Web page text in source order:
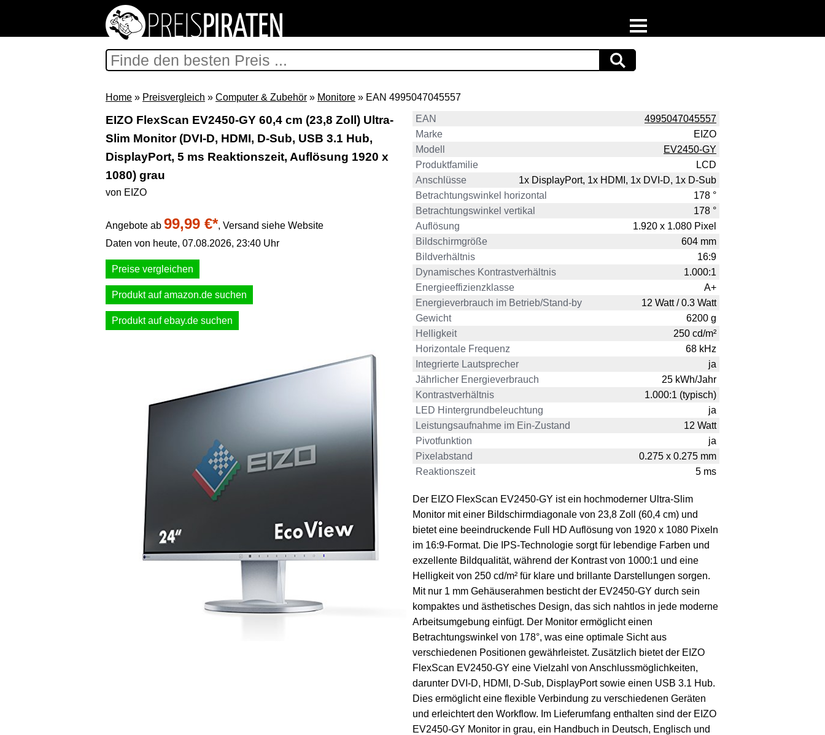
Support & Newsletter
Datenschutz
Impressum
Home » Preisvergleich » Computer & Zubehör » Monitore » EAN 4995047045557
EIZO FlexScan EV2450-GY 60,4 cm (23,8 Zoll) Ultra-
Slim Monitor (DVI-D, HDMI, D-Sub, USB 3.1 Hub,
DisplayPort, 5 ms Reaktionszeit, Auflösung 1920 x
1080) grau
von EIZO
Angebote ab 99,99 €*, Versand siehe Website
Daten von heute, 07.08.2026, 23:40 Uhr
Preise vergleichen
Produkt auf amazon.de suchen
Produkt auf ebay.de suchen
EAN
4995047045557
Marke
EIZO
Modell
EV2450-GY
Produktfamilie
LCD
Anschlüsse
1x DisplayPort, 1x HDMI, 1x DVI-D, 1x D-Sub
Betrachtungswinkel horizontal
178 °
Betrachtungswinkel vertikal
178 °
Auflösung
1.920 x 1.080 Pixel
Bildschirmgröße
604 mm
Bildverhältnis
16:9
Dynamisches Kontrastverhältnis
1.000:1
Energieeffizienzklasse
A+
Energieverbrauch im Betrieb/Stand-by
12 Watt / 0.3 Watt
Gewicht
6200 g
Helligkeit
250 cd/m²
Horizontale Frequenz
68 kHz
Integrierte Lautsprecher
ja
Jährlicher Energieverbrauch
25 kWh/Jahr
Kontrastverhältnis
1.000:1 (typisch)
LED Hintergrundbeleuchtung
ja
Leistungsaufnahme im Ein-Zustand
12 Watt
Pivotfunktion
ja
Pixelabstand
0.275 x 0.275 mm
Reaktionszeit
5 ms
Der EIZO FlexScan EV2450-GY ist ein hochmoderner Ultra-Slim
Monitor mit einer Bildschirmdiagonale von 23,8 Zoll (60,4 cm) und
bietet eine beeindruckende Full HD Auflösung von 1920 x 1080 Pixeln
im 16:9-Format. Die IPS-Technologie sorgt für lebendige Farben und
exzellente Bildqualität, während der Kontrast von 1000:1 und eine
Helligkeit von 250 cd/m² für klare und brillante Darstellungen sorgen.
Mit nur 1 mm Gehäuserahmen besticht der EV2450-GY durch sein
kompaktes und ästhetisches Design, das sich nahtlos in jede moderne
Arbeitsumgebung einfügt. Der Monitor ermöglicht einen
Betrachtungswinkel von 178°, was eine optimale Sicht aus
verschiedenen Positionen gewährleistet. Zusätzlich bietet der EIZO
FlexScan EV2450-GY eine Vielzahl von Anschlussmöglichkeiten,
darunter DVI-D, HDMI, D-Sub, DisplayPort sowie einen USB 3.1 Hub.
Dies ermöglicht eine flexible Verbindung zu verschiedenen Geräten
und erleichtert den Workflow. Im Lieferumfang enthalten sind der EIZO
EV2450-GY Monitor in grau, ein Handbuch in Deutsch, Englisch und